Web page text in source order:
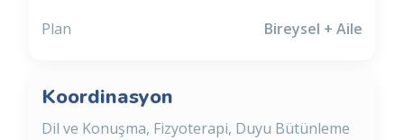
Plan Bireysel + Aile
Koordinasyon
Dil ve Konuşma, Fizyoterapi, Duyu Bütünleme